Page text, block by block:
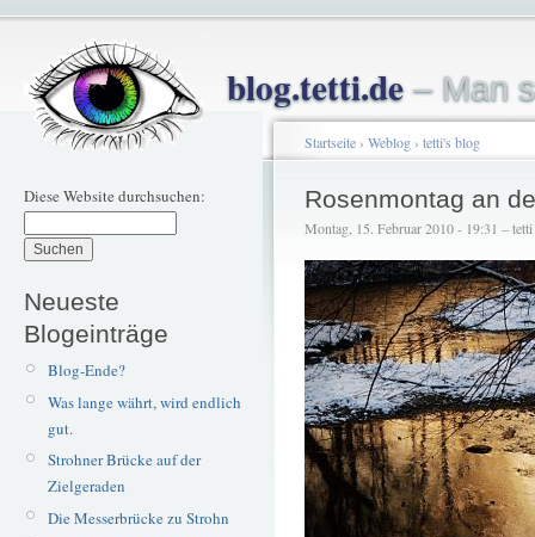
blog.tetti.de– Man
Diese Website durchsuchen:
Neueste
Blogeinträge
Blog-Ende?
Was lange währt, wird endlich
gut.
Strohner Brücke auf der
Zielgeraden
Die Messerbrücke zu Strohn
Startseite› Weblog› tetti's blog
Rosenmontag an
Montag, 15. Februar 2010 - 19:31 – tetti